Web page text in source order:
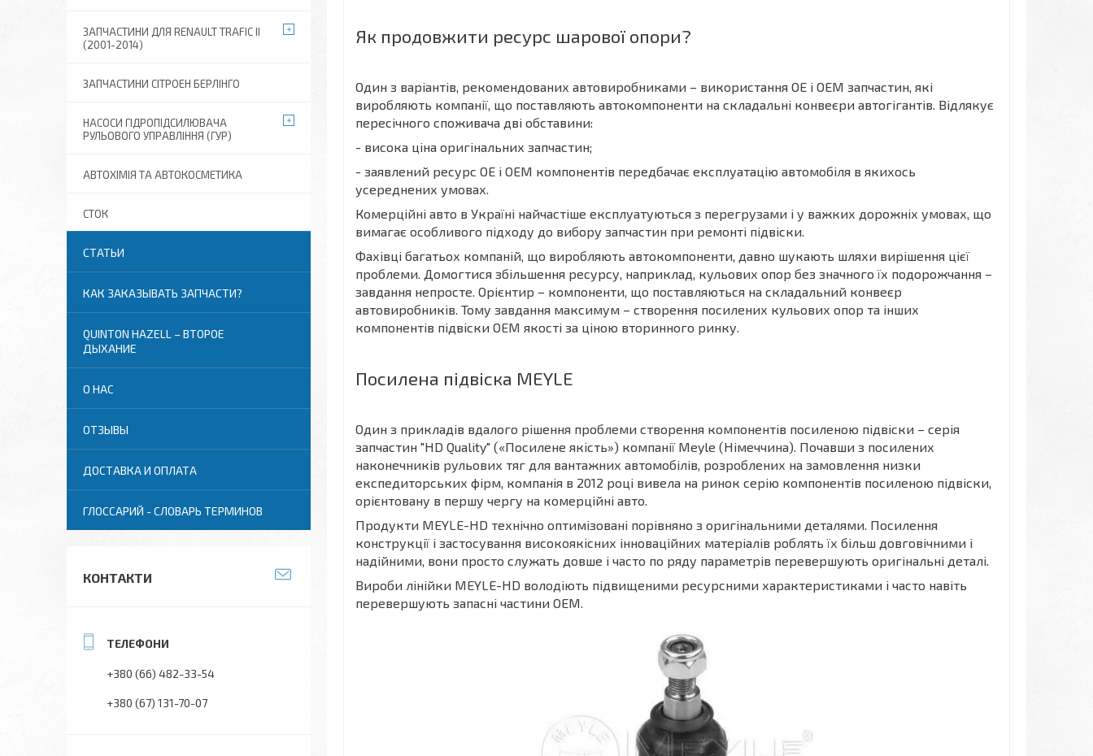
Як продовжити ресурс шарової опори?
Один з варіантів, рекомендованих автовиробниками – використання OE і OEM запчастин, які
виробляють компанії, що поставляють автокомпоненти на складальні конвеєри автогігантів. Відлякує
пересічного споживача дві обставини:
- висока ціна оригінальних запчастин;
- заявлений ресурс OE і OEM компонентів передбачає експлуатацію автомобіля в якихось
усереднених умовах.
Комерційні авто в Україні найчастіше експлуатуються з перегрузами і у важких дорожніх умовах, що
вимагає особливого підходу до вибору запчастин при ремонті підвіски.
Фахівці багатьох компаній, що виробляють автокомпоненти, давно шукають шляхи вирішення цієї
проблеми. Домогтися збільшення ресурсу, наприклад, кульових опор без значного їх подорожчання –
завдання непросте. Орієнтир – компоненти, що поставляються на складальний конвеєр
автовиробників. Тому завдання максимум – створення посилених кульових опор та інших
компонентів підвіски OEM якості за ціною вторинного ринку.
Посилена підвіска MEYLE
Один з прикладів вдалого рішення проблеми створення компонентів посиленою підвіски – серія
запчастин "HD Quality" («Посилене якість») компанії Meyle (Німеччина). Почавши з посилених
наконечників рульових тяг для вантажних автомобілів, розроблених на замовлення низки
експедиторських фірм, компанія в 2012 році вивела на ринок серію компонентів посиленою підвіски,
орієнтовану в першу чергу на комерційні авто.
Продукти MEYLE-HD технічно оптимізовані порівняно з оригінальними деталями. Посилення
конструкції і застосування високоякісних інноваційних матеріалів роблять їх більш довговічними і
надійними, вони просто служать довше і часто по ряду параметрів перевершують оригінальні деталі.
Вироби лінійки MEYLE-HD володіють підвищеними ресурсними характеристиками і часто навіть
перевершують запасні частини OEM.
ЗАПЧАСТИНИ ДЛЯ RENAULT TRAFIC II
(2001-2014)
ЗАПЧАСТИНИ СІТРОЕН БЕРЛІНГО
НАСОСИ ГІДРОПІДСИЛЮВАЧА
РУЛЬОВОГО УПРАВЛІННЯ (ГУР)
АВТОХІМІЯ ТА АВТОКОСМЕТИКА
СТОК
СТАТЬИ
КАК ЗАКАЗЫВАТЬ ЗАПЧАСТИ?
QUINTON HAZELL – ВТОРОЕ
ДЫХАНИЕ
О НАС
ОТЗЫВЫ
ДОСТАВКА И ОПЛАТА
ГЛОССАРИЙ - СЛОВАРЬ ТЕРМИНОВ
КОНТАКТИ
+380 (66) 482-33-54
+380 (67) 131-70-07